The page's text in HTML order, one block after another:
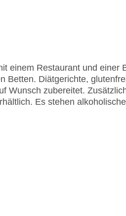
Pool, Sonnenschirme am
Visa
einem Restaurant und einer
Betten. Diätgerichte,
Wunsch zubereitet.
Es stehen